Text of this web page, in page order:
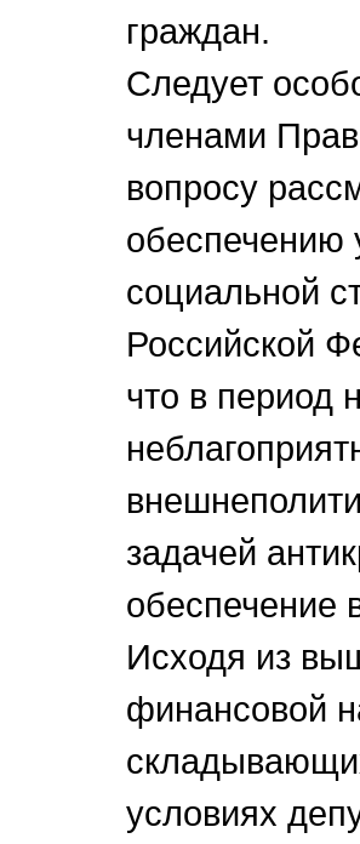
граждан.
Следует
членами
вопросу
обеспечению
социальной
Российской
что в период
задачей
обеспечение
Исходя из
финансовой
условиях